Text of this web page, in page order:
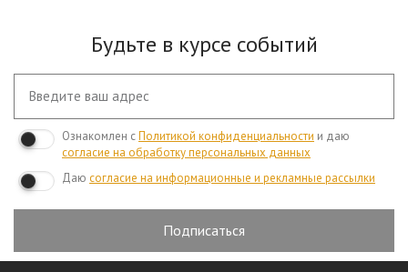
Будьте в курсе событий
Ознакомлен сПолитикой конфиденциальности и даю
согласие на обработку персональных данных
Даю согласие на информационные и рекламные рассылки
Подписаться